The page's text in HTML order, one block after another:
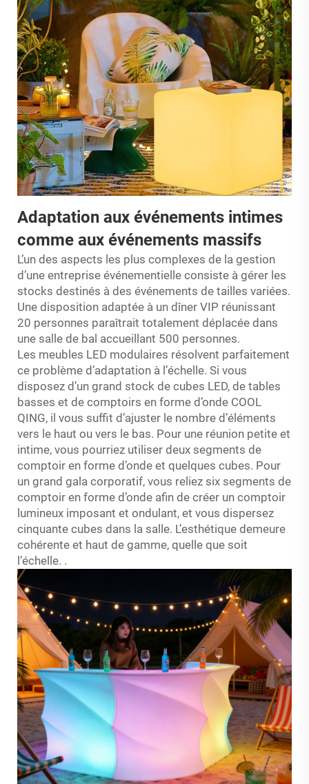
Adaptation aux événements intimes
comme aux événements massifs
L’un des aspects les plus complexes de la gestion
d’une entreprise événementielle consiste à gérer les
stocks destinés à des événements de tailles variées.
Une disposition adaptée à un dîner VIP réunissant
20 personnes paraîtrait totalement déplacée dans
une salle de bal accueillant 500 personnes.
Les meubles LED modulaires résolvent parfaitement
ce problème d’adaptation à l’échelle. Si vous
disposez d’un grand stock de cubes LED, de tables
basses et de comptoirs en forme d’onde COOL
QING, il vous suffit d’ajuster le nombre d’éléments
vers le haut ou vers le bas. Pour une réunion petite et
intime, vous pourriez utiliser deux segments de
comptoir en forme d’onde et quelques cubes. Pour
un grand gala corporatif, vous reliez six segments de
comptoir en forme d’onde afin de créer un comptoir
lumineux imposant et ondulant, et vous dispersez
cinquante cubes dans la salle. L’esthétique demeure
cohérente et haut de gamme, quelle que soit
l’échelle. .